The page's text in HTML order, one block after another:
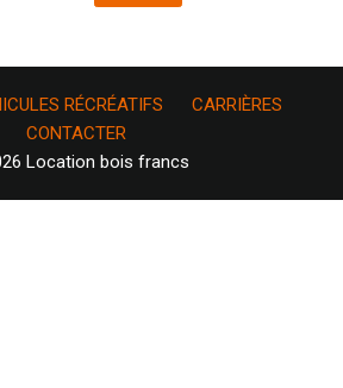
RÉCRÉATIFS
CARRIÈRES
CONTACTER
Location bois francs